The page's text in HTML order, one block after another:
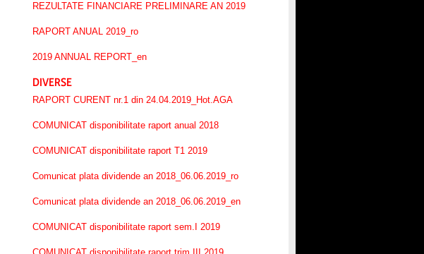
REZULTATE FINANCIARE PRELIMINARE AN 2019
RAPORT ANUAL 2019_ro
2019 ANNUAL REPORT_en
DIVERSE
RAPORT CURENT nr.1 din 24.04.2019_Hot.AGA
COMUNICAT disponibilitate raport anual 2018
COMUNICAT disponibilitate raport T1 2019
Comunicat plata dividende an 2018_06.06.2019_ro
Comunicat plata dividende an 2018_06.06.2019_en
COMUNICAT disponibilitate raport sem.I 2019